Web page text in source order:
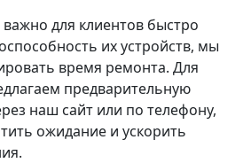
для клиентов быстро
их устройств, мы
время ремонта. Для
предварительную
наш сайт или по телефону,
ожидание и ускорить